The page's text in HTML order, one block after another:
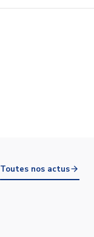
Toutes nos actus